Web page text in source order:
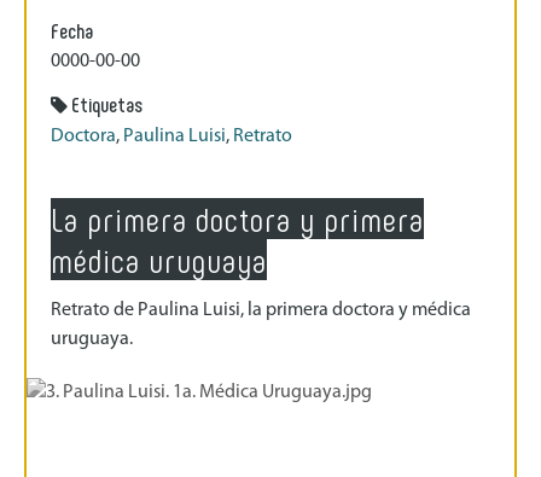
Fecha
0000-00-00
Etiquetas
Doctora, Paulina Luisi, Retrato
La primera doctora y primera
médica uruguaya
Retrato de Paulina Luisi, la primera doctora y médica
uruguaya.